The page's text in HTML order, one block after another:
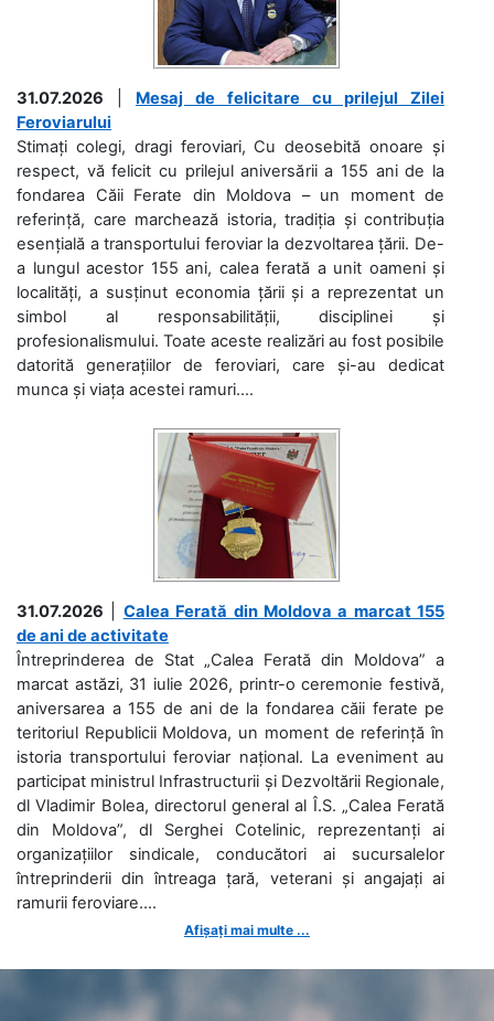
31.07.2026
Mesaj de felicitare cu prilejul Zilei
Feroviarului
Stimați colegi, dragi feroviari, Cu deosebită onoare și
respect, vă felicit cu prilejul aniversării a 155 ani de la
fondarea Căii Ferate din Moldova – un moment de
referință, care marchează istoria, tradiția și contribuția
esențială a transportului feroviar la dezvoltarea țării. De-
a lungul acestor 155 ani, calea ferată a unit oameni și
localități, a susținut economia țării și a reprezentat un
simbol al responsabilității, disciplinei și
profesionalismului. Toate aceste realizări au fost posibile
datorită generațiilor de feroviari, care și-au dedicat
munca și viața acestei ramuri....
31.07.2026
Calea Ferată din Moldova a marcat 155
de ani de activitate
Întreprinderea de Stat „Calea Ferată din Moldova” a
marcat astăzi, 31 iulie 2026, printr-o ceremonie festivă,
aniversarea a 155 de ani de la fondarea căii ferate pe
teritoriul Republicii Moldova, un moment de referință în
istoria transportului feroviar național. La eveniment au
participat ministrul Infrastructurii și Dezvoltării Regionale,
dl Vladimir Bolea, directorul general al Î.S. „Calea Ferată
din Moldova”, dl Serghei Cotelinic, reprezentanți ai
organizațiilor sindicale, conducători ai sucursalelor
întreprinderii din întreaga țară, veterani și angajați ai
ramurii feroviare....
Afișați mai multe ...